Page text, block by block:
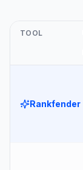
TOOL
Rankfender